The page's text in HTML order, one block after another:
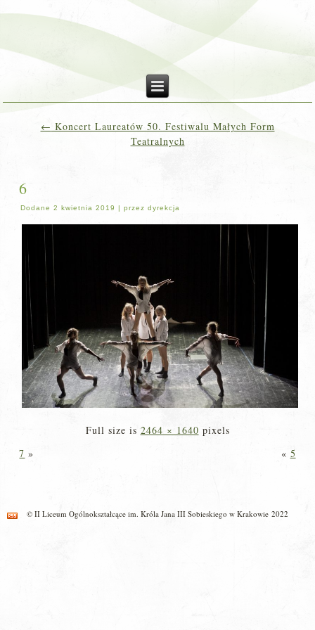
← Koncert Laureatów 50. Festiwalu Małych Form
Teatralnych
6
Dodane 2 kwietnia 2019 |przez dyrekcja
Full size is 2464 × 1640 pixels
7 » « 5
© II Liceum Ogólnokształcące im. Króla Jana III Sobieskiego w Krakowie 2022